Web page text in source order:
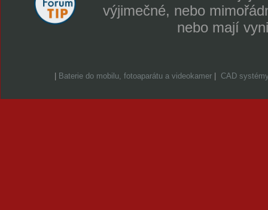
výjimečné, nebo
nebo mají
Baterie do mobilu, fotoaparátu a videokamer CAD